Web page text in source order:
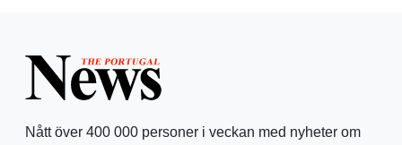
Nått över 400 000 personer i veckan med nyheter om